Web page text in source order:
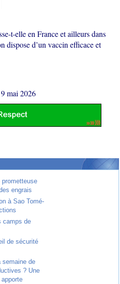
t-elle en France et ailleurs dans
dispose d’un vaccin efficace et
mai 2026
engrais
à Sao Tomé-
camps de
de sécurité
semaine de
? Une